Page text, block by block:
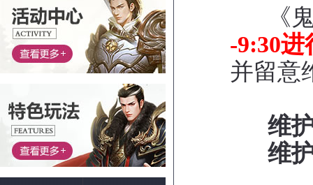
《鬼
-9:30进
并留意
维
维